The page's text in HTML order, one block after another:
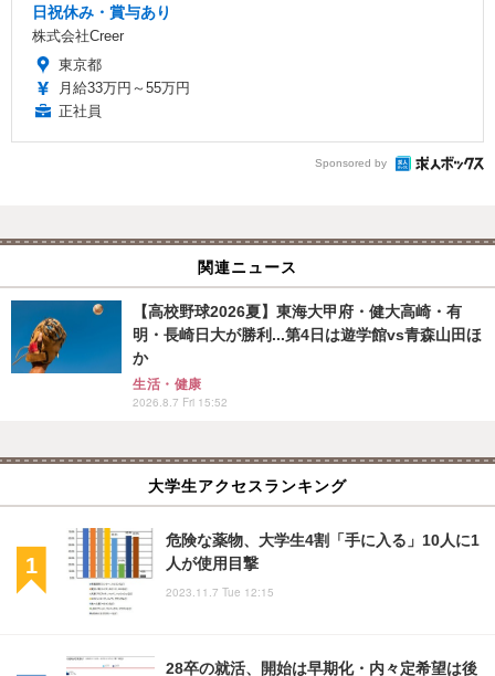
日祝休み・賞与あり
株式会社Creer
東京都
月給33万円～55万円
正社員
Sponsored by
関連ニュース
【高校野球2026夏】東海大甲府・健大高崎・有
明・長崎日大が勝利...第4日は遊学館vs青森山田ほ
か
生活・健康
2026.8.7 Fri 15:52
大学生アクセスランキング
危険な薬物、大学生4割「手に入る」10人に1
人が使用目撃
2023.11.7 Tue 12:15
28卒の就活、開始は早期化・内々定希望は後